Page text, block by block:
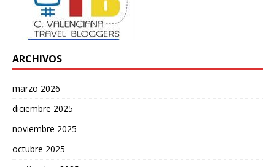
ARCHIVOS
marzo 2026
diciembre 2025
noviembre 2025
octubre 2025